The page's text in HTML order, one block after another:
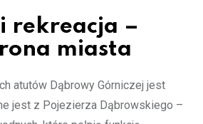
rekreacja –
miasta
atutów Dąbrowy Górniczej jest
jest z Pojezierza Dąbrowskiego –